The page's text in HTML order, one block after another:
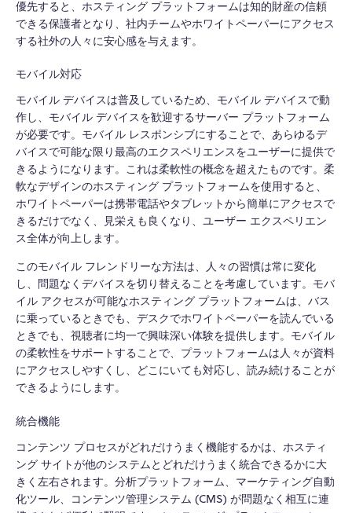
優先すると、ホスティング プラットフォームは知的財産の信頼
できる保護者となり、社内チームやホワイトペーパーにアクセス
する社外の人々に安心感を与えます。
モバイル対応
モバイル デバイスは普及しているため、モバイル デバイスで動
作し、モバイル デバイスを歓迎するサーバー プラットフォーム
が必要です。モバイル レスポンシブにすることで、あらゆるデ
バイスで可能な限り最高のエクスペリエンスをユーザーに提供で
きるようになります。これは柔軟性の概念を超えたものです。柔
軟なデザインのホスティング プラットフォームを使用すると、
ホワイトペーパーは携帯電話やタブレットから簡単にアクセスで
きるだけでなく、見栄えも良くなり、ユーザー エクスペリエン
ス全体が向上します。
このモバイル フレンドリーな方法は、人々の習慣は常に変化
し、問題なくデバイスを切り替えることを考慮しています。モバ
イル アクセスが可能なホスティング プラットフォームは、バス
に乗っているときでも、デスクでホワイトペーパーを読んでいる
ときでも、視聴者に均一で興味深い体験を提供します。モバイル
の柔軟性をサポートすることで、プラットフォームは人々が資料
にアクセスしやすくし、どこにいても対応し、読み続けることが
できるようにします。
統合機能
コンテンツ プロセスがどれだけうまく機能するかは、ホスティ
ング サイトが他のシステムとどれだけうまく統合できるかに大
きく左右されます。分析プラットフォーム、マーケティング自動
化ツール、コンテンツ管理システム (CMS) が問題なく相互に連